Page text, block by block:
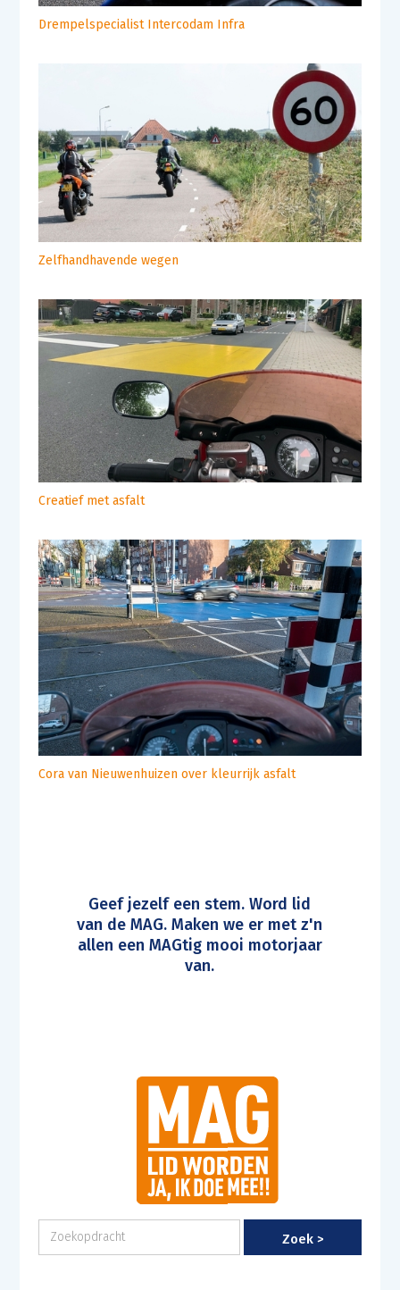
Drempelspecialist Intercodam Infra
Zelfhandhavende wegen
Creatief met asfalt
Cora van Nieuwenhuizen over kleurrijk asfalt
Geef jezelf een stem. Word lid
van de MAG. Maken we er met z'n
allen een MAGtig mooi motorjaar
van.